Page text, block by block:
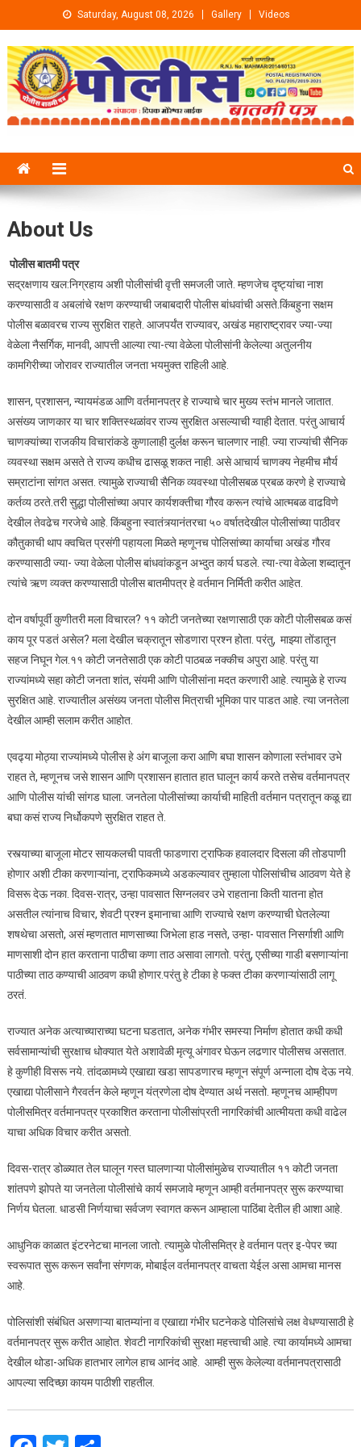
Skip to content Saturday, August 08, 2026 Gallery Videos
About Us
पोलीस बातमी पत्र
सद्रक्षणाय खल:निग्रहाय अशी पोलीसांची वृत्ती समजली जाते. म्हणजेच दृष्ट्यांचा नाश
करण्यासाठी व अबलांचे रक्षण करण्याची जबाबदारी पोलीस बांधवांची असते.किंबहुना सक्षम
पोलीस बळावरच राज्य सुरक्षित राहते. आजपर्यंत राज्यावर, अखंड महाराष्ट्रावर ज्या-ज्या
वेळेला नैसर्गिक, मानवी, आपत्ती आल्या त्या-त्या वेळेला पोलीसांनी केलेल्या अतुलनीय
कामगिरीच्या जोरावर राज्यातील जनता भयमुक्त राहिली आहे.
शासन, प्रशासन, न्यायमंडळ आणि वर्तमानपत्र हे राज्याचे चार मुख्य स्तंभ मानले जातात.
असंख्य जाणकार या चार शक्तिस्थळांवर राज्य सुरक्षित असल्याची ग्वाही देतात. परंतु आचार्य
चाणक्यांच्या राजकीय विचारांकडे कुणालाही दुर्लक्ष करून चालणार नाही. ज्या राज्यांची सैनिक
व्यवस्था सक्षम असते ते राज्य कधीच ढासळू शकत नाही. असे आचार्य चाणक्य नेहमीच मौर्य
सम्राटांना सांगत असत. त्यामुळे राज्याची सैनिक व्यवस्था पोलीसबळ प्रबळ करणे हे राज्याचे
कर्तव्य ठरते.तरी सुद्धा पोलीसांच्या अपार कार्यशक्तीचा गौरव करून त्यांचे आत्मबळ वाढविणे
देखील तेवढेच गरजेचे आहे. किंबहुना स्वातंत्र्यानंतरचा ५० वर्षातदेखील पोलीसांच्या पाठीवर
कौतुकाची थाप क्वचित प्रसंगी पहायला मिळते म्हणूनच पोलिसांच्या कार्याचा अखंड गौरव
करण्यासाठी ज्या- ज्या वेळेला पोलीस बांधवांकडून अभ्दुत कार्य घडले. त्या-त्या वेळेला शब्दातून
त्यांचे ऋण व्यक्त करण्यासाठी पोलीस बातमीपत्र हे वर्तमान निर्मिती करीत आहेत.
दोन वर्षापूर्वी कुणीतरी मला विचारल? ११ कोटी जनतेच्या रक्षणासाठी एक कोटी पोलीसबळ कसं
काय पूर पडतं असेल? मला देखील चक्रातून सोडणारा प्रश्न होता. परंतु, माझ्या तोंडातून
सहज निघून गेल.११ कोटी जनतेसाठी एक कोटी पाठबळ नक्कीच अपुरा आहे. परंतु या
राज्यांमध्ये सहा कोटी जनता शांत, संयमी आणि पोलीसांना मदत करणारी आहे. त्यामुळे हे राज्य
सुरक्षित आहे. राज्यातील असंख्य जनता पोलीस मित्राची भूमिका पार पाडत आहे. त्या जनतेला
देखील आम्ही सलाम करीत आहोत.
एवढ्या मोठ्या राज्यांमध्ये पोलीस हे अंग बाजूला करा आणि बघा शासन कोणाला स्तंभावर उभे
राहत ते, म्हणूनच जसे शासन आणि प्रशासन हातात हात घालून कार्य करते तसेच वर्तमानपत्र
आणि पोलीस यांची सांगड घाला. जनतेला पोलीसांच्या कार्याची माहिती वर्तमान पत्रातून कळू द्या
बघा कसं राज्य निर्धोकपणे सुरक्षित राहत ते.
रस्त्याच्या बाजूला मोटर सायकलची पावती फाडणारा ट्राफिक हवालदार दिसला की तोडपाणी
होणार अशी टीका करणाऱ्यांना, ट्राफिकमध्ये अडकल्यावर तुम्हाला पोलिसांचीच आठवण येते हे
विसरू देऊ नका. दिवस-रात्र, उन्हा पावसात सिग्नलवर उभे राहताना किती यातना होत
असतील त्यांनाच विचार, शेवटी प्रश्न इमानाचा आणि राज्याचे रक्षण करण्याची घेतलेल्या
शषथेचा असतो, असं म्हणतात माणसाच्या जिभेला हाड नसते, उन्हा- पावसात निसर्गाशी आणि
माणसाशी दोन हात करताना पाठीचा कणा ताठ असावा लागतो. परंतु, एसीच्या गाडी बसणाऱ्यांना
पाठीच्या ताठ कण्याची आठवण कधी होणार.परंतु हे टीका हे फक्त टीका करणाऱ्यांसाठी लागू
ठरतं.
राज्यात अनेक अत्याच्याराच्या घटना घडतात, अनेक गंभीर समस्या निर्माण होतात कधी कधी
सर्वसामान्यांची सुरक्षाच धोक्यात येते अशावेळी मृत्यू अंगावर घेऊन लढणार पोलीसच असतात.
हे कुणीही विसरू नये. तांदळामध्ये एखाद्या खडा सापडणारच म्हणून संपूर्ण अन्नाला दोष देऊ नये.
एखाद्या पोलीसाने गैरवर्तन केले म्हणून यंत्रणेला दोष देण्यात अर्थ नसतो. म्हणूनच आम्हीपण
पोलीसमित्र वर्तमानपत्र प्रकाशित करताना पोलीसांप्रती नागरिकांची आत्मीयता कधी वाढेल
याचा अधिक विचार करीत असतो.
दिवस-रात्र डोळ्यात तेल घालून गस्त घालणाऱ्या पोलीसांमुळेच राज्यातील ११ कोटी जनता
शांतपणे झोपते या जनतेला पोलीसांचे कार्य समजावे म्हणून आम्ही वर्तमानपत्र सुरू करण्याचा
निर्णय घेतला. धाडसी निर्णयाचा सर्वजण स्वागत करून आम्हाला पाठिंबा देतील ही आशा आहे.
आधुनिक काळात इंटरनेटचा मानला जातो. त्यामुळे पोलीसमित्र हे वर्तमान पत्र इ-पेपर च्या
स्वरूपात सुरू करून सर्वांना संगणक, मोबाईल वर्तमानपत्र वाचता येईल असा आमचा मानस
आहे.
पोलिसांशी संबंधित असणाऱ्या बातम्यांना व एखाद्या गंभीर घटनेकडे पोलिसांचे लक्ष वेधण्यासाठी हे
वर्तमानपत्र सुरू करीत आहोत. शेवटी नागरिकांची सुरक्षा महत्त्वाची आहे. त्या कार्यामध्ये आमचा
देखील थोडा-अधिक हातभार लागेल हाच आनंद आहे. आम्ही सुरू केलेल्या वर्तमानपत्रासाठी
आपल्या सदिच्छा कायम पाठीशी राहतील.